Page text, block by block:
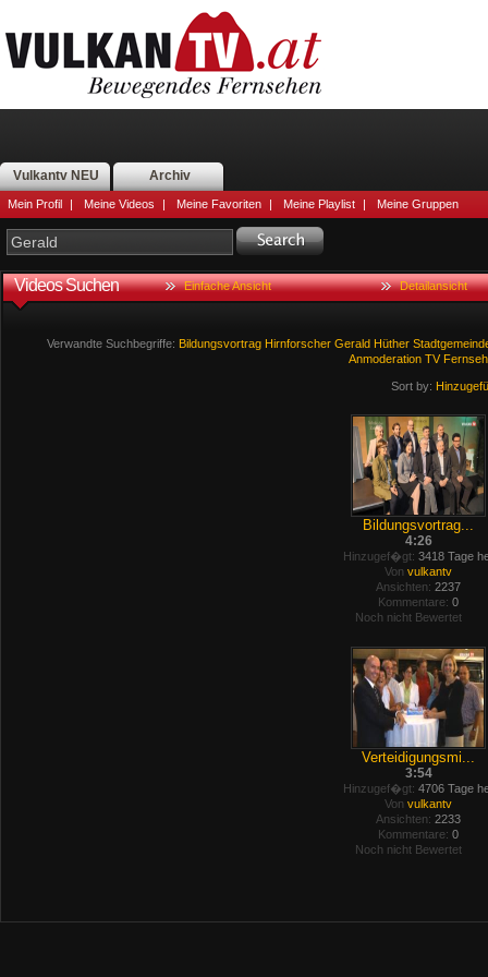
Vulkantv NEU Archiv
Mein Profil | Meine Videos | Meine Favoriten | Meine Playlist | Meine Gruppen
Videos Suchen Einfache Ansicht Detailansicht
Verwandte Suchbegriffe: Bildungsvortrag Hirnforscher Gerald Hüther
Anmoderation TV
Sort by:
Bildungsvortrag...
4:26
Hinzugef�gt: 3418 Tage
Von vulkantv
Ansichten: 2237
Kommentare: 0
Noch nicht Bewertet
Verteidigungsmi...
3:54
Hinzugef�gt: 4706 Tage
Von vulkantv
Ansichten: 2233
Kommentare: 0
Noch nicht Bewertet